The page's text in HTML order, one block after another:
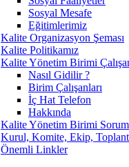
Sosyal Mesafe
Eğitimlerimiz
Kalite Organizasyon Şeması
Kalite Politikamız
Kalite Yönetim Birimi
Nasıl Gidilir ?
Birim Çalışanları
İç Hat Telefon
Hakkında
Kalite Yönetim Birimi
Kurul, Komite, Ekip,
Önemli Linkler